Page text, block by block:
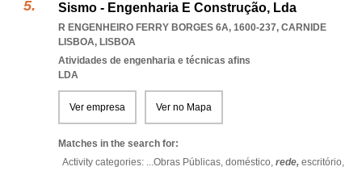
Sismo - Engenharia E Construção, Lda
R ENGENHEIRO FERRY BORGES 6A, 1600-237, CARNIDE
LISBOA, LISBOA
Atividades de engenharia e técnicas afins
LDA
Ver empresa Ver no Mapa
Matches in the search for:
Activity categories: ...Obras Públicas, doméstico, rede, escritório,